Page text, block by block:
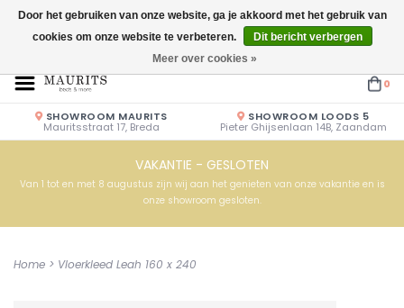
Openingstijden: Vrijdag & Zaterdag 10.00u - 17.00u of op afspraak!
0
SHOWROOM MAURITS
Mauritsstraat 17, Breda
SHOWROOM LOODS 5
Pieter Ghijsenlaan 14B, Zaandam
VAKANTIE - GESLOTEN
Van 1 tot en met 8 augustus zijn wij aan het genieten van onze vakantie en is
onze showroom gesloten.
Home > Vloerkleed Leah 160 x 240
Door het gebruiken van onze website, ga je akkoord met het gebruik van
cookies om onze website te verbeteren.
Dit bericht verbergen
Meer over cookies »